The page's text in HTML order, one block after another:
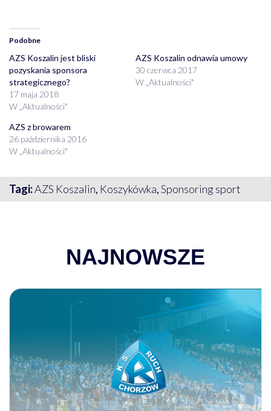
Podobne
AZS Koszalin jest bliski
pozyskania sponsora
strategicznego?
17 maja 2018
W „Aktualności"
AZS Koszalin odnawia umowy
30 czerwca 2017
W „Aktualności"
AZS z browarem
26 października 2016
W „Aktualności"
Tagi:AZS Koszalin, Koszykówka,Sponsoring sport
NAJNOWSZE